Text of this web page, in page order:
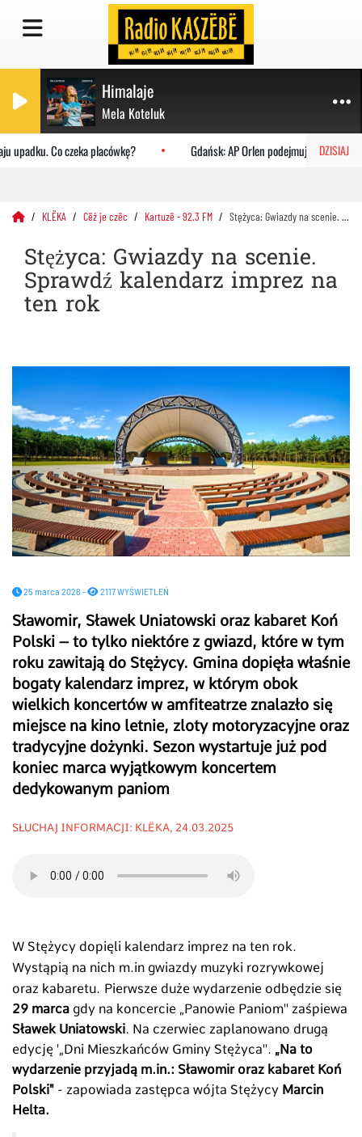
Himalaje
Mela Koteluk
DZISIAJ
Co czeka placówkę? Gdańsk: AP Orlen podejmuje
KLËKA Cëż je czëc Kartuzë - 92.3 FM Stężyca: Gwiazdy na scenie. Sprawdź kalendarz imprez na ten rok
Stężyca: Gwiazdy na scenie.
Sprawdź kalendarz imprez na
ten rok
25 marca 2026 - 2117 WYŚWIETLEŃ
Sławomir, Sławek Uniatowski oraz kabaret Koń
Polski – to tylko niektóre z gwiazd, które w tym
roku zawitają do Stężycy. Gmina dopięła właśnie
bogaty kalendarz imprez, w którym obok
wielkich koncertów w amfiteatrze znalazło się
miejsce na kino letnie, zloty motoryzacyjne oraz
tradycyjne dożynki. Sezon wystartuje już pod
koniec marca wyjątkowym koncertem
dedykowanym paniom
SŁUCHAJ INFORMACJI: KLËKA, 24.03.2025
W Stężycy dopięli kalendarz imprez na ten rok.
Wystąpią na nich m.in gwiazdy muzyki rozrywkowej
oraz kabaretu. Pierwsze duże wydarzenie odbędzie się
29 marca gdy na koncercie „Panowie Paniom'' zaśpiewa
Sławek Uniatowski. Na czerwiec zaplanowano drugą
edycję '„Dni Mieszkańców Gminy Stężyca''. „Na to
wydarzenie przyjadą m.in.: Sławomir oraz kabaret Koń
Polski" - zapowiada zastępca wójta Stężycy Marcin
Helta.